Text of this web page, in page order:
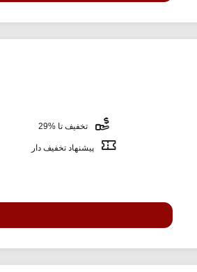
تخفیف تا %29
پیشنهاد تخفیف دار